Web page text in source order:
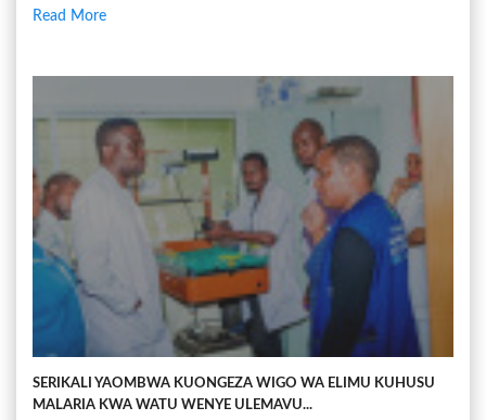
Read More
SERIKALI YAOMBWA KUONGEZA WIGO WA ELIMU KUHUSU
MALARIA KWA WATU WENYE ULEMAVU...